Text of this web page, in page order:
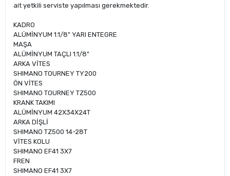
ait yetkili serviste yapılması gerekmektedir.
KADRO
ALÜMİNYUM 1.1/8" YARI ENTEGRE
MAŞA
ALÜMİNYUM TAÇLI 1.1/8"
ARKA VİTES
SHIMANO TOURNEY TY200
ÖN VİTES
SHIMANO TOURNEY TZ500
KRANK TAKIMI
ALÜMİNYUM 42X34X24T
ARKA DİŞLİ
SHIMANO TZ500 14-28T
VİTES KOLU
SHIMANO EF41 3X7
FREN
SHIMANO EF41 3X7